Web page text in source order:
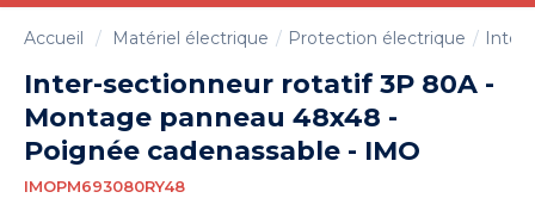
Accueil Matériel électrique Protection électrique
Inter-sectionneur rotatif 3P 80A -
Montage panneau 48x48 -
Poignée cadenassable - IMO
IMOPM693080RY48